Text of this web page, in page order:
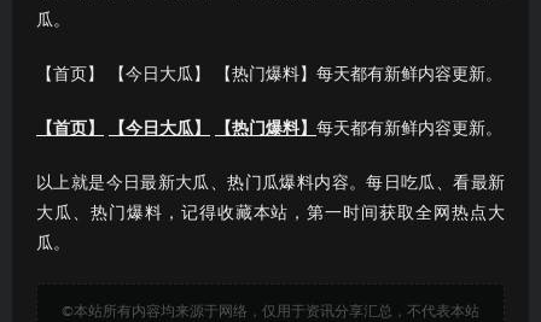
瓜。
【首页】 【今日大瓜】 【热门爆料】每天都有新鲜内容更新。
【首页】 【今日大瓜】 【热门爆料】 每天都有新鲜内容更新。
以上就是今日最新大瓜、热门瓜爆料内容。每日吃瓜、看最新
大瓜、热门爆料，记得收藏本站，第一时间获取全网热点大
瓜。
©本站所有内容均来源于网络，仅用于资讯分享汇总，不代表本站